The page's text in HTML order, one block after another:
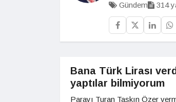
Gündem 314
Bana Türk Lirası
yaptılar bilmiyorum
Parayı Turan Taşkın Özer